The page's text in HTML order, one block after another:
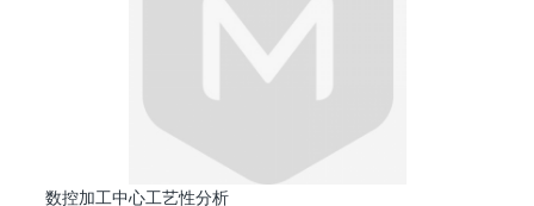
数控加工中心工艺性分析